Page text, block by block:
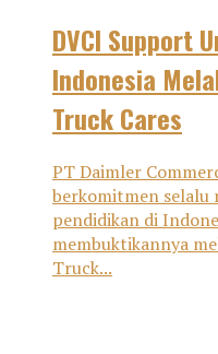
DVCI Support
Indonesia
Truck Cares
PT Daimler
berkomitmen selalu
pendidikan di
membuktikannya
Truck...